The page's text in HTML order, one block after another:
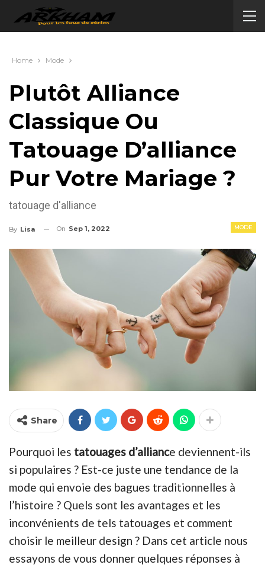
Home Mode
Plutôt Alliance
Classique Ou
Tatouage D’alliance
Pur Votre Mariage ?
tatouage d'alliance
MODE
By Lisa On Sep 1, 2022
Share
Pourquoi les tatouages d’alliance deviennent-ils
si populaires ? Est-ce juste une tendance de la
mode qui envoie des bagues traditionnelles à
l’histoire ? Quels sont les avantages et les
inconvénients de tels tatouages et comment
choisir le meilleur design ? Dans cet article nous
essayons de vous donner quelques réponses à